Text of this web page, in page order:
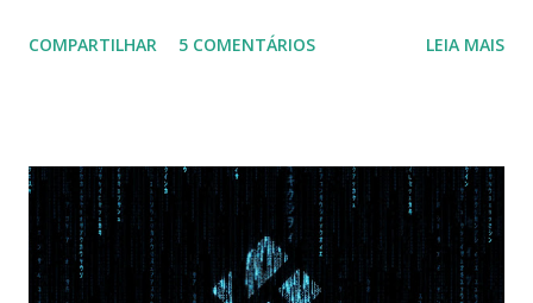
Na inicialização aperte F2 para acessar a BIOS e então faça
com Win, deixe essa opção no Auto ) Set AHCI Mode ->
Disabled USB S3 Wake-up -> Enabled Boot: Secure Boot ->
Disabled OS Mode Selection -> UEFI and CSM OS (Essa
opção garante boot com Win e Linux) Boot > Boot Priority
COMPARTILHAR 5 COMENTÁRIOS LEIA MAIS